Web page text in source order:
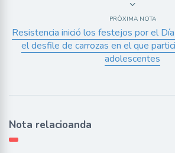
PRÓXIMA NOTA
Resistencia inició los festejos por el
el desfile de carrozas en el que
adolescentes
Nota relacioanda